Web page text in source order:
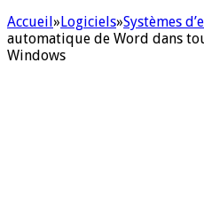
Accueil»Logiciels»Systèmes
automatique de Word dans
Windows